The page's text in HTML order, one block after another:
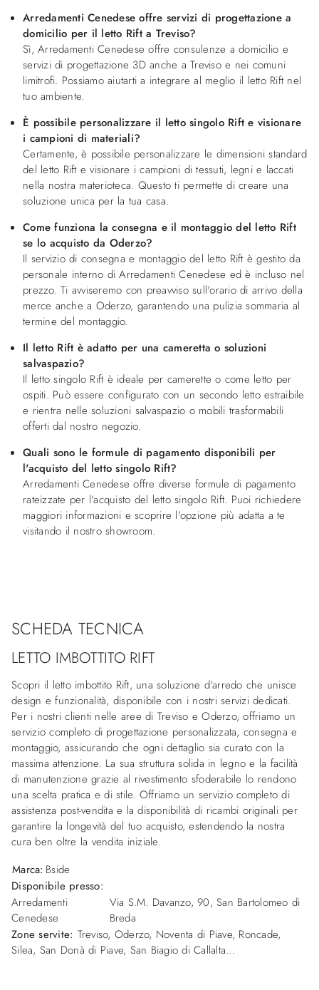
Arredamenti Cenedese offre servizi di progettazione a
domicilio per il letto Rift a Treviso?
Sì, Arredamenti Cenedese offre consulenze a domicilio e
servizi di progettazione 3D anche a Treviso e nei comuni
limitrofi. Possiamo aiutarti a integrare al meglio il letto Rift nel
tuo ambiente.
È possibile personalizzare il letto singolo Rift e visionare
i campioni di materiali?
Certamente, è possibile personalizzare le dimensioni standard
del letto Rift e visionare i campioni di tessuti, legni e laccati
nella nostra materioteca. Questo ti permette di creare una
soluzione unica per la tua casa.
Come funziona la consegna e il montaggio del letto Rift
se lo acquisto da Oderzo?
Il servizio di consegna e montaggio del letto Rift è gestito da
personale interno di Arredamenti Cenedese ed è incluso nel
prezzo. Ti avviseremo con preavviso sull'orario di arrivo della
merce anche a Oderzo, garantendo una pulizia sommaria al
termine del montaggio.
Il letto Rift è adatto per una cameretta o soluzioni
salvaspazio?
Il letto singolo Rift è ideale per camerette o come letto per
ospiti. Può essere configurato con un secondo letto estraibile
e rientra nelle soluzioni salvaspazio o mobili trasformabili
offerti dal nostro negozio.
Quali sono le formule di pagamento disponibili per
l'acquisto del letto singolo Rift?
Arredamenti Cenedese offre diverse formule di pagamento
rateizzate per l'acquisto del letto singolo Rift. Puoi richiedere
maggiori informazioni e scoprire l'opzione più adatta a te
visitando il nostro showroom.
SCHEDA TECNICA
LETTO IMBOTTITO RIFT
Scopri il letto imbottito Rift, una soluzione d'arredo che unisce
design e funzionalità, disponibile con i nostri servizi dedicati.
Per i nostri clienti nelle aree di Treviso e Oderzo, offriamo un
servizio completo di progettazione personalizzata, consegna e
montaggio, assicurando che ogni dettaglio sia curato con la
massima attenzione. La sua struttura solida in legno e la facilità
di manutenzione grazie al rivestimento sfoderabile lo rendono
una scelta pratica e di stile. Offriamo un servizio completo di
assistenza post-vendita e la disponibilità di ricambi originali per
garantire la longevità del tuo acquisto, estendendo la nostra
cura ben oltre la vendita iniziale.
Marca: Bside
Disponibile presso:
Arredamenti
Cenedese
Via S.M. Davanzo, 90,San Bartolomeo di
Breda
Zone servite: Treviso, Oderzo, Noventa di Piave, Roncade,
Silea, San Donà di Piave, San Biagio di Callalta...